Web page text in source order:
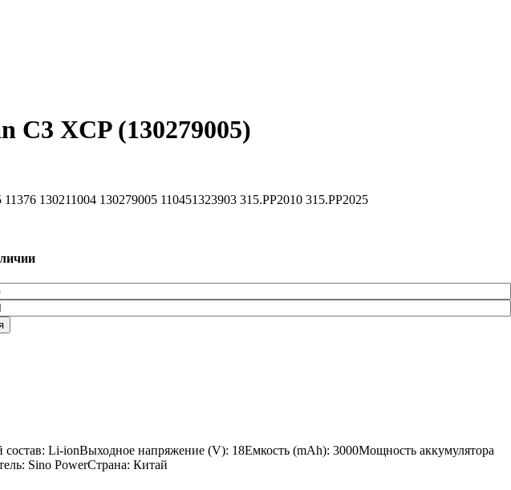
C3 XCP (130279005)
130211004 130279005 110451323903 315.PP2010 315.PP2025
Li-ionВыходное напряжение (V): 18Емкость (mAh): 3000Мощность аккумулятора
Sino PowerСтрана: Китай